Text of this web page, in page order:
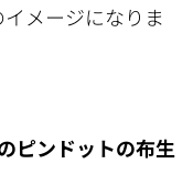
メージになりま
ピンドットの布生